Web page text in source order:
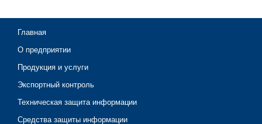
Главная
О предприятии
Продукция и услуги
Экспортный контроль
Техническая защита информации
Средства защиты информации